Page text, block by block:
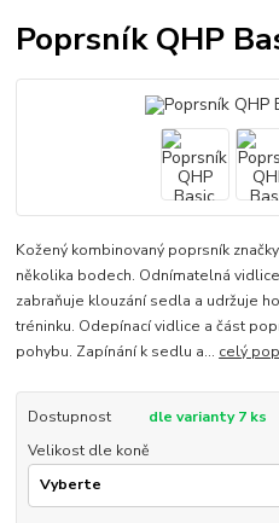
Poprsník QHP
Kožený kombinovaný poprsník
několika bodech. Odnímatelná
zabraňuje klouzání sedla a udržuje
tréninku. Odepínací vidlice a část
pohybu. Zapínání k sedlu a... celý
Dostupnost
dle varianty 7 ks
Velikost dle koně